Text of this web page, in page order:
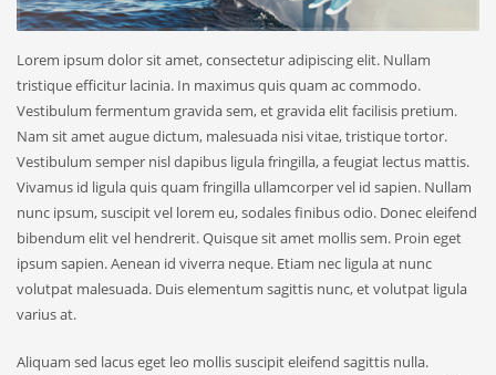
Lorem ipsum dolor sit amet, consectetur adipiscing elit. Nullam
tristique efficitur lacinia. In maximus quis quam ac commodo.
Vestibulum fermentum gravida sem, et gravida elit facilisis pretium.
Nam sit amet augue dictum, malesuada nisi vitae, tristique tortor.
Vestibulum semper nisl dapibus ligula fringilla, a feugiat lectus mattis.
Vivamus id ligula quis quam fringilla ullamcorper vel id sapien. Nullam
nunc ipsum, suscipit vel lorem eu, sodales finibus odio. Donec eleifend
bibendum elit vel hendrerit. Quisque sit amet mollis sem. Proin eget
ipsum sapien. Aenean id viverra neque. Etiam nec ligula at nunc
volutpat malesuada. Duis elementum sagittis nunc, et volutpat ligula
varius at.
Aliquam sed lacus eget leo mollis suscipit eleifend sagittis nulla.